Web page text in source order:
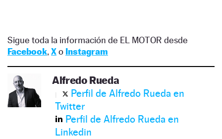
Sigue toda la información de EL MOTOR desde
Facebook, Xo Instagram
Alfredo Rueda
Perfil de Alfredo Rueda en
Twitter
Perfil de Alfredo Rueda en
Linkedin